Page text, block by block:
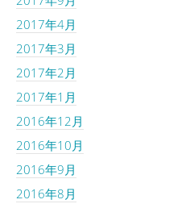
2017年4月
2017年3月
2017年2月
2017年1月
2016年12月
2016年10月
2016年9月
2016年8月